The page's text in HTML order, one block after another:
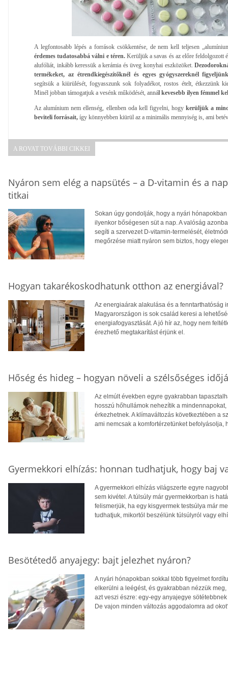
A legfontosabb lépés a források csökkentése, de nem kell teljesen
érdemes tudatosabbá válni e téren.Kerüljük a savas és az előre feldolgozott
alufóliát, inkább keressük a kerámia és üveg konyhai eszközöket.
termékeket, az étrendkiegészítőknél és egyes gyógyszereknél
segítsük a kiürülését, fogyasszunk sok folyadékot, rostos ételt, étkezzünk
Minél jobban támogatjuk a vesénk működését, annál kevesebb ilyen fémmel
Az alumínium nem ellenség, ellenben oda kell figyelni, hogy kerüljük a
beviteli forrásait, így könnyebben kiürül az a minimális mennyiség is, ami
A ROVAT TOVÁBBI CIKKEI
Nyáron sem elég a napsütés – a D-vitamin és a
titkai
Sokan úgy gondolják, hogy a nyári
ilyenkor bőségesen süt a nap. A valóság
segíti a szervezet D-vitamin-termelését,
megőrzése miatt nyáron sem biztos, hogy
Hogyan takarékoskodhatunk otthon az energiával?
Az energiaárak alakulása és a fenntarthatóság
Magyarországon is sok család keresi a
energiafogyasztását. A jó hír az, hogy nem
érezhető megtakarítást érjünk el.
Hőség és hideg – hogyan növeli a szélsőséges
Az elmúlt években egyre gyakrabban
hosszú hőhullámok nehezítik a
érkezhetnek. A klímaváltozás következtében a
ami nemcsak a komfortérzetünket
Gyermekkori elhízás: honnan tudhatjuk, hogy baj
A gyermekkori elhízás világszerte egyre
sem kivétel. A túlsúly már gyermekkorban is
felismerjük, ha egy kisgyermek testsúlya már
tudhatjuk, mikortól beszélünk túlsúlyról vagy
Besötétedő anyajegy: bajt jelezhet nyáron?
A nyári hónapokban sokkal több figyelmet
elkerülni a leégést, és gyakrabban nézzük
azt veszi észre: egy-egy anyajegye
De vajon minden változás aggodalomra ad